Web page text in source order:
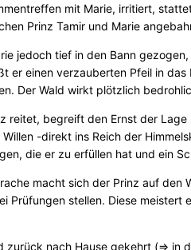
mit Marie, irritiert,
Prinz Tamir und Marie
jedoch tief in den Bann
er einen verzauberten Pfeil in
Der Wald wirkt plötzlich
reitet, begreift den Ernst der
-direkt ins Reich der
die er zu erfüllen hat und ein
macht sich der Prinz auf
Prüfungen stellen. Diese
zurück nach Hause gekehrt (=>